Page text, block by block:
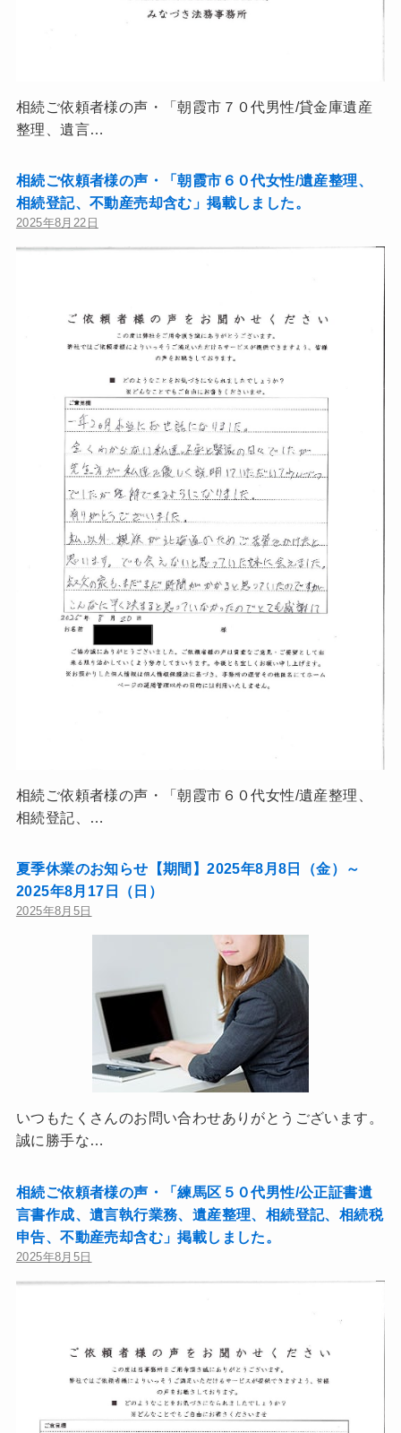
相続ご依頼者様の声・「朝霞市７０代男性/貸金庫遺産
整理、遺言…
相続ご依頼者様の声・「朝霞市６０代女性/遺産整理、
相続登記、不動産売却含む」掲載しました。
2025年8月22日
相続ご依頼者様の声・「朝霞市６０代女性/遺産整理、
相続登記、…
夏季休業のお知らせ【期間】2025年8月8日（金）～
2025年8月17日（日）
2025年8月5日
いつもたくさんのお問い合わせありがとうございます。
誠に勝手な…
相続ご依頼者様の声・「練馬区５０代男性/公正証書遺
言書作成、遺言執行業務、遺産整理、相続登記、相続税
申告、不動産売却含む」掲載しました。
2025年8月5日